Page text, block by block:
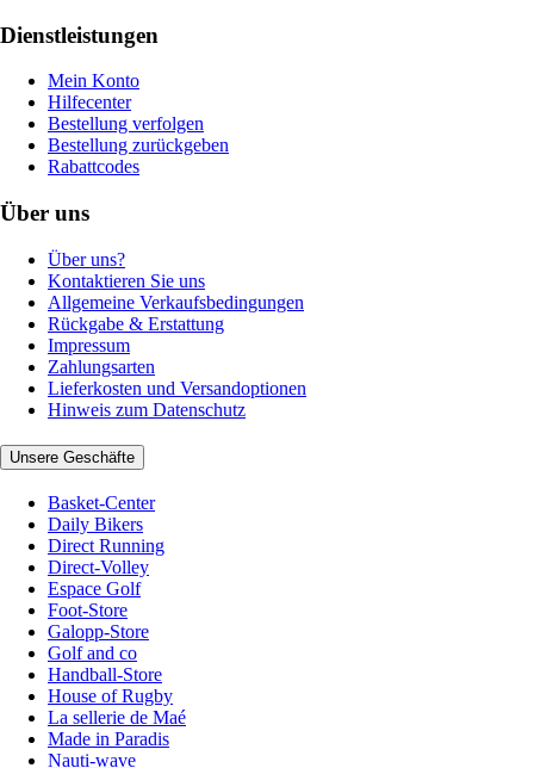
Dienstleistungen
Mein Konto
Hilfecenter
Bestellung verfolgen
Bestellung zurückgeben
Rabattcodes
Über uns
Über uns?
Kontaktieren Sie uns
Allgemeine Verkaufsbedingungen
Rückgabe & Erstattung
Impressum
Zahlungsarten
Lieferkosten und Versandoptionen
Hinweis zum Datenschutz
Unsere Geschäfte
Basket-Center
Daily Bikers
Direct Running
Direct-Volley
Espace Golf
Foot-Store
Galopp-Store
Golf and co
Handball-Store
House of Rugby
La sellerie de Maé
Made in Paradis
Nauti-wave